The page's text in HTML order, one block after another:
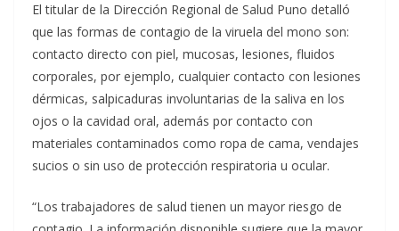
El titular de la Dirección Regional de Salud Puno detalló
que las formas de contagio de la viruela del mono son:
contacto directo con piel, mucosas, lesiones, fluidos
corporales, por ejemplo, cualquier contacto con lesiones
dérmicas, salpicaduras involuntarias de la saliva en los
ojos o la cavidad oral, además por contacto con
materiales contaminados como ropa de cama, vendajes
sucios o sin uso de protección respiratoria u ocular.
“Los trabajadores de salud tienen un mayor riesgo de